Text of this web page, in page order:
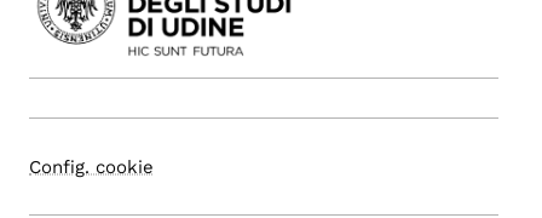
Config. cookie